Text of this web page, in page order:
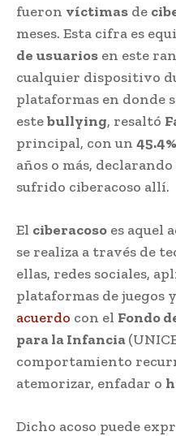
fueron víctimas de
meses. Esta cifra es
de usuarios en este
cualquier dispositivo
plataformas en donde
estebullying, resaltó
principal, con un
años o más,
sufrido ciberacoso allí.
El ciberacoso es aquel
se realiza a través de
ellas, redes sociales,
plataformas de juegos
acuerdo con el Fondo
para la Infancia
comportamiento
atemorizar, enfadar o
Dicho acoso puede